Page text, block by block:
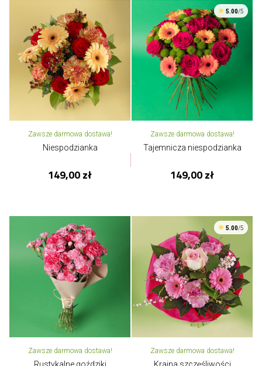
Zawsze darmowa dostawa!
Niespodzianka
149,00 zł
5.00/5
Zawsze darmowa dostawa!
Tajemnicza niespodzianka
149,00 zł
Zawsze darmowa dostawa!
5.00/5
Zawsze darmowa dostawa!